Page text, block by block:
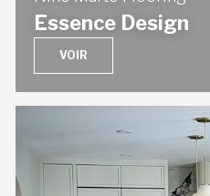
Essence Design
VOIR